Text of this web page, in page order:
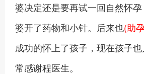
婆决定还是要再试一回自然怀
婆开了药物和小针。后来也(助
成功的怀上了孩子，现在孩子
常感谢程医生。